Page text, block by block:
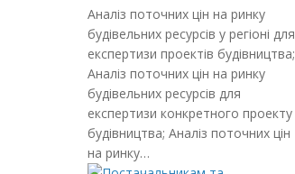
Аналіз поточних цін на ринку
будівельних ресурсів у регіоні для
експертизи проектів будівництва;
Аналіз поточних цін на ринку
будівельних ресурсів для
експертизи конкретного проекту
будівництва; Аналіз поточних цін
на ринку…